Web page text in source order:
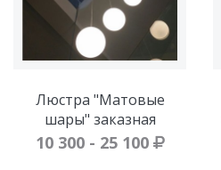
Люстра "Матовые
шары" заказная
10 300 - 25 100